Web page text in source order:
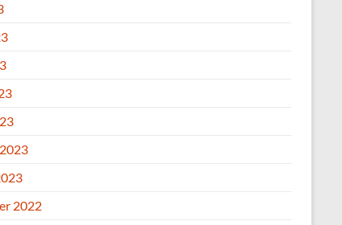
2022